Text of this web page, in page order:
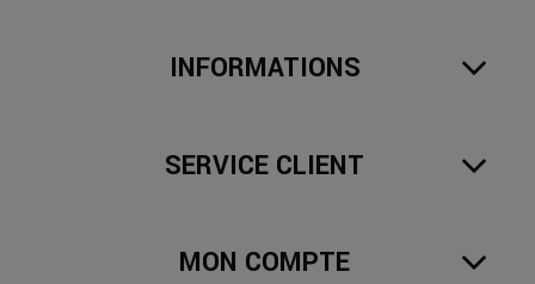
INFORMATIONS
SERVICE CLIENT
MON COMPTE